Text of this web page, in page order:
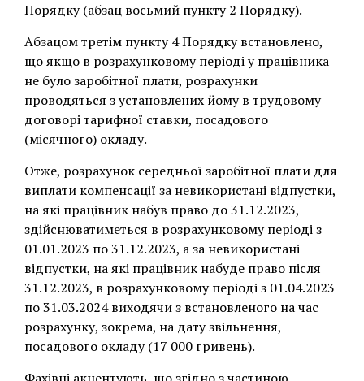
Порядку (абзац восьмий пункту 2 Порядку).
Абзацом третім пункту 4 Порядку встановлено,
що якщо в розрахунковому періоді у працівника
не було заробітної плати, розрахунки
проводяться з установлених йому в трудовому
договорі тарифної ставки, посадового
(місячного) окладу.
Отже, розрахунок середньої заробітної плати для
виплати компенсації за невикористані відпустки,
на які працівник набув право до 31.12.2023,
здійснюватиметься в розрахунковому періоді з
01.01.2023 по 31.12.2023, а за невикористані
відпустки, на які працівник набуде право після
31.12.2023, в розрахунковому періоді з 01.04.2023
по 31.03.2024 виходячи з встановленого на час
розрахунку, зокрема, на дату звільнення,
посадового окладу (17 000 гривень).